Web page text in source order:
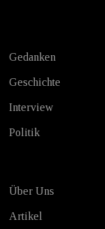
Gedanken
Geschichte
Interview
Politik
Über Uns
Artikel